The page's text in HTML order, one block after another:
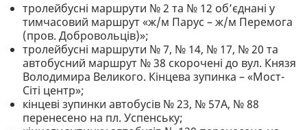
тролейбусні маршрути № 2 та № 12 об’єднані у
тимчасовий маршрут «ж/м Парус – ж/м Перемога
(пров. Добровольців)»;
тролейбусні маршрути № 7, № 14, № 17, № 20 та
автобусний маршрут № 38 скорочені до вул. Князя
Володимира Великого. Кінцева зупинка – «Мост-
Сіті центр»;
кінцеві зупинки автобусів № 23, № 57А, № 88
перенесено на пл. Успенську;